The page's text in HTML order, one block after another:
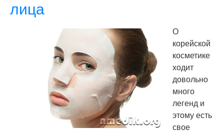
лица
О
корейской
косметике
ходит
довольно
много
легенд и
этому есть
свое